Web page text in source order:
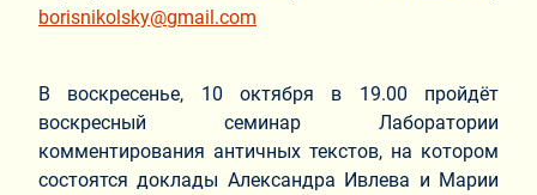
borisnikolsky@gmail.com
В воскресенье, 10 октября в 19.00 пройдёт
воскресный семинар Лаборатории
комментирования античных текстов, на котором
состоятся доклады Александра Ивлева и Марии